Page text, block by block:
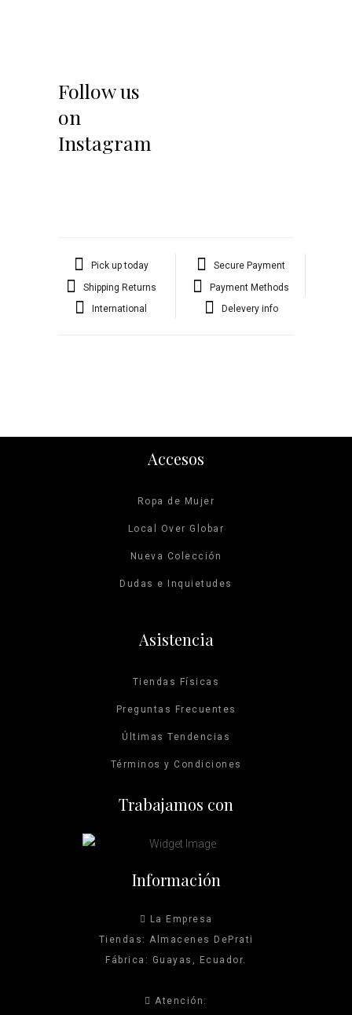
Follow us
on
Instagram
Pick up today
Secure Payment
Shipping Returns
Payment Methods
International
Delevery info
Accesos
Ropa de Mujer
Local Over Globar
Nueva Colección
Dudas e Inquietudes
Asistencia
Tiendas Físicas
Preguntas Frecuentes
Últimas Tendencias
Términos y Condiciones
Trabajamos con
Información
La Empresa
Tiendas: Almacenes DePrati
Fábrica: Guayas, Ecuador.
Atención: